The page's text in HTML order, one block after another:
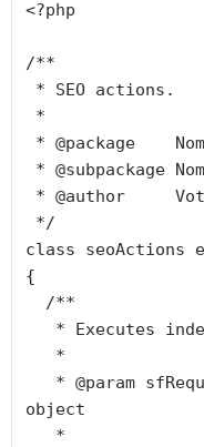
<?php
/**
class seoActions
{
object